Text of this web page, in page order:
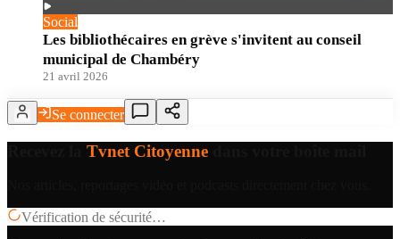
Social
Les bibliothécaires en grève s'invitent au conseil
municipal de Chambéry
21 avril 2026
Se connecter
Tvnet Citoyenne
Vérification de sécurité…